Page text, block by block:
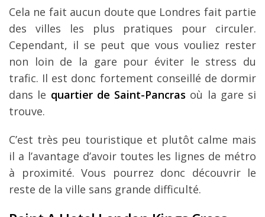
Cela ne fait aucun doute que Londres fait partie
des villes les plus pratiques pour circuler.
Cependant, il se peut que vous vouliez rester
non loin de la gare pour éviter le stress du
trafic. Il est donc fortement conseillé de dormir
dans le quartier de Saint-Pancras où la gare si
trouve.
C’est très peu touristique et plutôt calme mais
il a l’avantage d’avoir toutes les lignes de métro
à proximité. Vous pourrez donc découvrir le
reste de la ville sans grande difficulté.